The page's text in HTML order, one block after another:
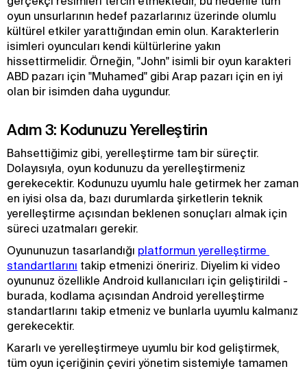
oyun unsurlarının hedef pazarlarınız üzerinde olumlu
kültürel etkiler yarattığından emin olun. Karakterlerin
isimleri oyuncuları kendi kültürlerine yakın
hissettirmelidir. Örneğin, "John" isimli bir oyun karakteri
ABD pazarı için "Muhamed" gibi Arap pazarı için en iyi
olan bir isimden daha uygundur.
Adım 3: Kodunuzu Yerelleştirin
Bahsettiğimiz gibi, yerelleştirme tam bir süreçtir.
Dolayısıyla, oyun kodunuzu da yerelleştirmeniz
gerekecektir. Kodunuzu uyumlu hale getirmek her zaman
en iyisi olsa da, bazı durumlarda şirketlerin teknik
yerelleştirme açısından beklenen sonuçları almak için
süreci uzatmaları gerekir.
Oyununuzun tasarlandığı platformun yerelleştirme
standartlarını takip etmenizi öneririz. Diyelim ki video
oyununuz özellikle Android kullanıcıları için geliştirildi -
burada, kodlama açısından Android yerelleştirme
standartlarını takip etmeniz ve bunlarla uyumlu kalmanız
gerekecektir.
Kararlı ve yerelleştirmeye uyumlu bir kod geliştirmek,
tüm oyun içeriğinin çeviri yönetim sistemiyle tamamen